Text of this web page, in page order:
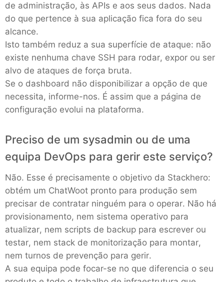
Node.js
OpenSearch
PHP
Postfix
PostgreSQL
Prometheus
Python
RabbitMQ
Redis®*
de administração, às APIs e aos seus dados. Nada
do que pertence à sua aplicação fica fora do seu
alcance.
Isto também reduz a sua superfície de ataque: não
existe nenhuma chave SSH para rodar, expor ou ser
alvo de ataques de força bruta.
Se o dashboard não disponibilizar a opção de que
necessita, informe-nos. É assim que a página de
configuração evolui na plataforma.
Preciso de um sysadmin ou de uma
equipa DevOps para gerir este serviço?
Não. Esse é precisamente o objetivo da Stackhero:
obtém um ChatWoot pronto para produção sem
precisar de contratar ninguém para o operar. Não há
provisionamento, nem sistema operativo para
atualizar, nem scripts de backup para escrever ou
testar, nem stack de monitorização para montar,
nem turnos de prevenção para gerir.
A sua equipa pode focar-se no que diferencia o seu